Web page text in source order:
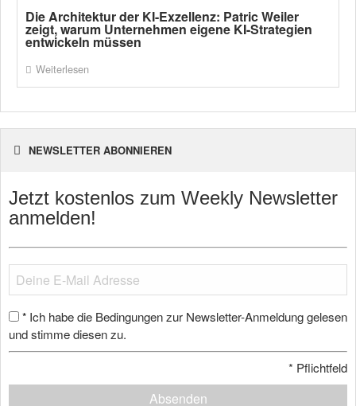
Die Architektur der KI-Exzellenz: Patric Weiler
zeigt, warum Unternehmen eigene KI-Strategien
entwickeln müssen
Weiterlesen
NEWSLETTER ABONNIEREN
Jetzt kostenlos zum Weekly Newsletter
anmelden!
* Ich habe die Bedingungen zur Newsletter-Anmeldung gelesen
und stimme diesen zu.
* Pflichtfeld
Absenden